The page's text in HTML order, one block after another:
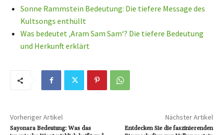
Sonne Rammstein Bedeutung: Die tiefere Message des
Kultsongs enthüllt
Was bedeutet ‚Aram Sam Sam‘? Die tiefere Bedeutung
und Herkunft erklärt
Vorheriger Artikel
Sayonara Bedeutung: Was das
Nächster Artikel
Entdecken Sie die faszinierenden